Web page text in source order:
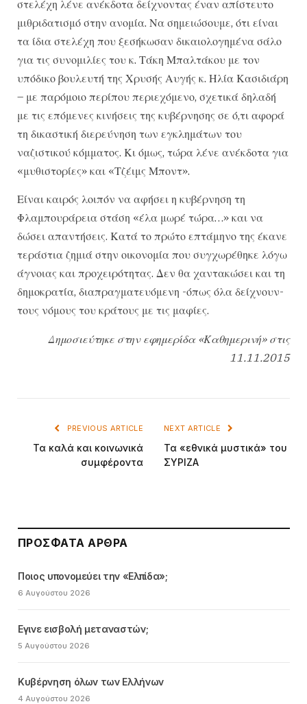
στελέχη λένε ανέκδοτα δείχνοντας έναν απίστευτο
μιθριδατισμό στην ανομία. Να σημειώσουμε, ότι είναι
τα ίδια στελέχη που ξεσήκωσαν δικαιολογημένα σάλο
για τις συνομιλίες του κ. Τάκη Μπαλτάκου με τον
υπόδικο βουλευτή της Χρυσής Αυγής κ. Ηλία Κασιδιάρη
– με παρόμοιο περίπου περιεχόμενο, σχετικά δηλαδή
με τις επόμενες κινήσεις της κυβέρνησης σε ό,τι αφορά
τη δικαστική διερεύνηση των εγκλημάτων του
ναζιστικού κόμματος. Κι όμως, τώρα λένε ανέκδοτα για
«μυθιστορίες» και «Τζέιμς Μποντ».
Είναι καιρός λοιπόν να αφήσει η κυβέρνηση τη
Φλαμπουράρεια στάση «έλα μωρέ τώρα…» και να
δώσει απαντήσεις. Κατά το πρώτο επτάμηνο της έκανε
τεράστια ζημιά στην οικονομία που συγχωρέθηκε λόγω
άγνοιας και προχειρότητας. Δεν θα χαντακώσει και τη
δημοκρατία, διαπραγματευόμενη -όπως όλα δείχνουν-
τους νόμους του κράτους με τις μαφίες.
Δημοσιεύτηκε στην εφημερίδα «Καθημερινή» στις
11.11.2015
PREVIOUS ARTICLE
Τα καλά και κοινωνικά
συμφέροντα
NEXT ARTICLE
Τα «εθνικά μυστικά» του
ΣΥΡΙΖΑ
ΠΡΌΣΦΑΤΑ ΆΡΘΡΑ
Ποιος υπονομεύει την «Ελπίδα»;
6 Αυγούστου 2026
Εγινε εισβολή μεταναστών;
5 Αυγούστου 2026
Κυβέρνηση όλων των Ελλήνων
4 Αυγούστου 2026